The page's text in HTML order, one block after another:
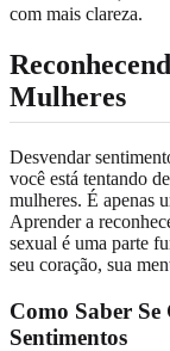
com mais clareza.
Mulheres
Desvendar
você está tentando
mulheres. É apenas
Aprender a
sexual é uma parte
seu coração, sua
Como Saber
Sentimentos